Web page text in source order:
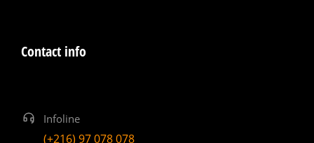
Contact info
Infoline
(+216) 97 078 078